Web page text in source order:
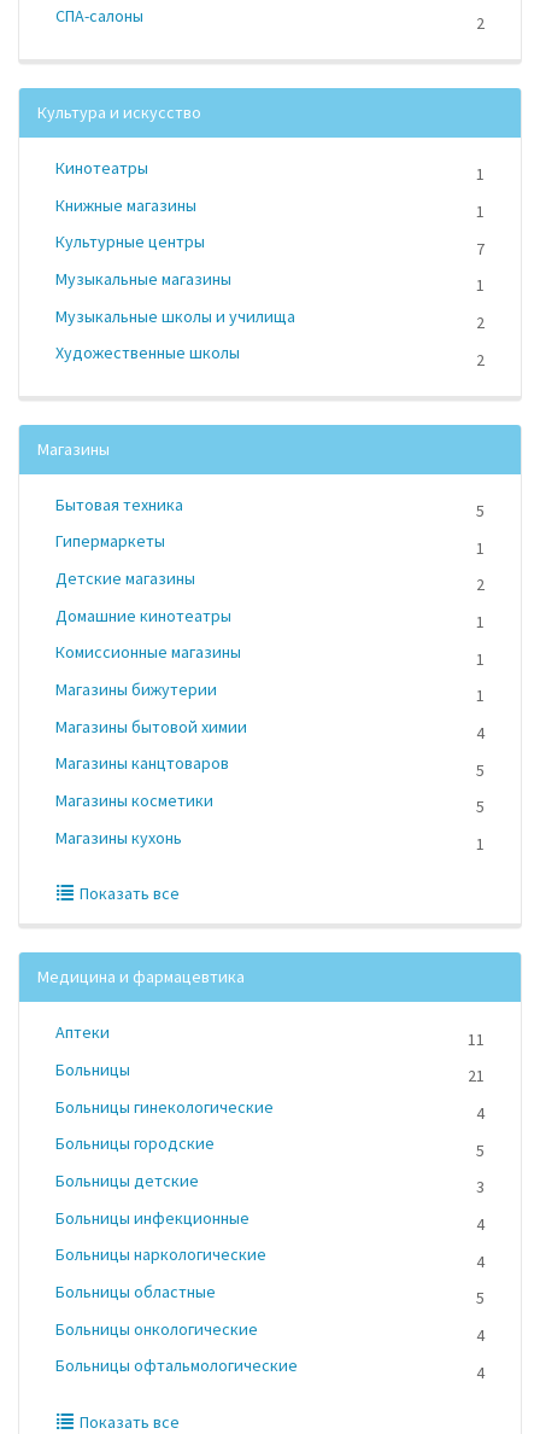
СПА-салоны
2
Культура и искусство
Кинотеатры
1
Книжные магазины
1
Культурные центры
7
Музыкальные магазины
1
Музыкальные школы и училища
2
Художественные школы
2
Магазины
Бытовая техника
5
Гипермаркеты
1
Детские магазины
2
Домашние кинотеатры
1
Комиссионные магазины
1
Магазины бижутерии
1
Магазины бытовой химии
4
Магазины канцтоваров
5
Магазины косметики
5
Магазины кухонь
1
Показать все
Медицина и фармацевтика
Аптеки
11
Больницы
21
Больницы гинекологические
4
Больницы городские
5
Больницы детские
3
Больницы инфекционные
4
Больницы наркологические
4
Больницы областные
5
Больницы онкологические
4
Больницы офтальмологические
4
Показать все